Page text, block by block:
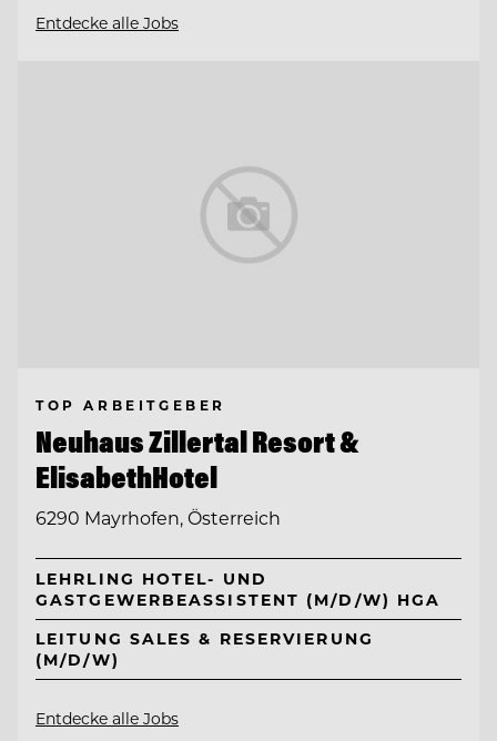
Entdecke alle Jobs
TOP ARBEITGEBER
Neuhaus Zillertal Resort &
ElisabethHotel
6290 Mayrhofen, Österreich
LEHRLING HOTEL- UND
GASTGEWERBEASSISTENT (M/D/W) HGA
LEITUNG SALES & RESERVIERUNG
(M/D/W)
Entdecke alle Jobs